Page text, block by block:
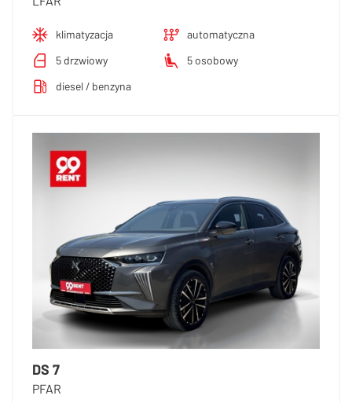
klimatyzacja
automatyczna
5 drzwiowy
5 osobowy
diesel / benzyna
DS 7
PFAR